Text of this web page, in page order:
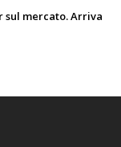
sul mercato. Arriva